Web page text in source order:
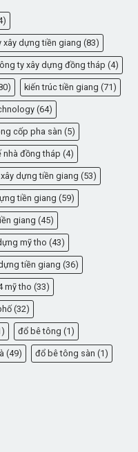
xây dựng tiền giang (83)
ty xây dựng đồng tháp (4)
kiến trúc tiền giang (71)
(64)
cốp pha sàn (5)
nhà đồng tháp (4)
dựng tiền giang (53)
tiền giang (59)
giang (45)
mỹ tho (43)
tiền giang (36)
mỹ tho (33)
(32)
đổ bê tông (1)
(49) đổ bê tông sàn (1)